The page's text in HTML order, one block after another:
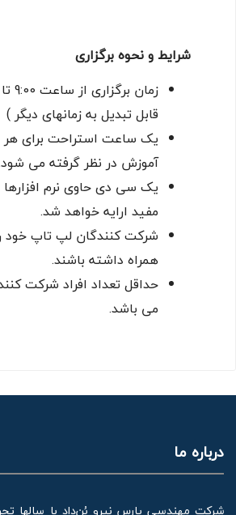
شرایط و نحوه برگزاری
قابل تبدیل به زمانهای دیگر )
یک ساعت استراحت برای هر
آموزش در نظر گرفته می
یک سی دی حاوی نرم
مفید ارایه خواهد شد.
شرکت کنندگان لپ تاپ خود
همراه داشته باشند.
می باشد.
درباره ما
شرکت مهندسی پارس نیرو بُن‌داد با سالها